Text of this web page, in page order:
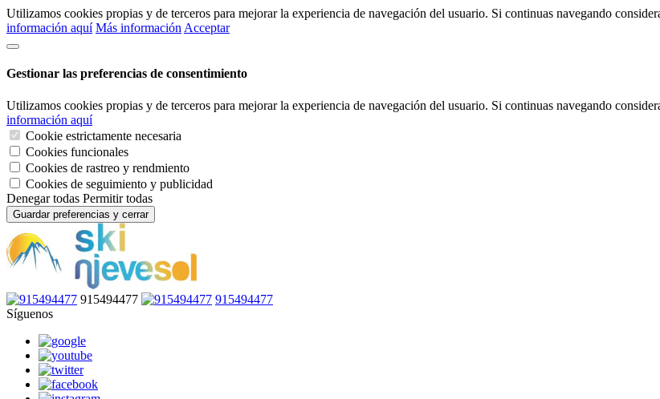
Utilizamos cookies propias y de terceros para mejorar la experiencia de navegación del usuario. Si continuas navegando
información aquí Más información Acceptar
Gestionar las preferencias de consentimiento
Utilizamos cookies propias y de terceros para mejorar la experiencia de navegación del usuario. Si continuas navegando
información aquí
Cookie estrictamente necesaria
Cookies funcionales
Cookies de rastreo y rendmiento
Cookies de seguimiento y publicidad
Denegar todas Permitir todas
Guardar preferencias y cerrar
915494477
915494477
Síguenos